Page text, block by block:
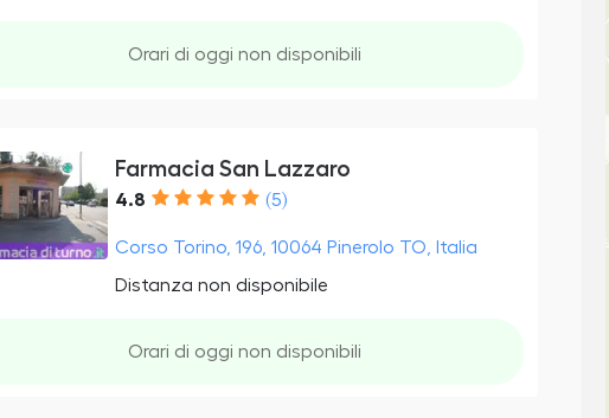
Orari di oggi non disponibili
Farmacia San Lazzaro
4.8 (5)
Corso Torino, 196, 10064 Pinerolo TO, Italia
Distanza non disponibile
Orari di oggi non disponibili